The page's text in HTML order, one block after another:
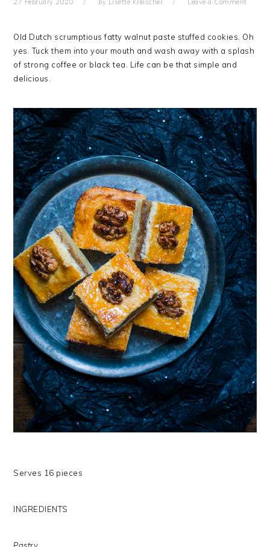
27 February 2020 by Lisette Kreischer Leave a Comment
Old Dutch scrumptious fatty walnut paste stuffed cookies. Oh
yes. Tuck them into your mouth and wash away with a splash
of strong coffee or black tea. Life can be that simple and
delicious.
Serves 16 pieces
INGREDIENTS
Pastry